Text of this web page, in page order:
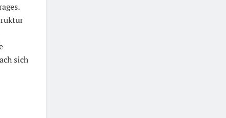
sich